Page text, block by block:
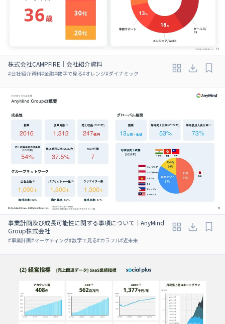
株式会社CAMPFIRE｜会社紹介資料
#会社紹介資料#金融#数字で見る#オレンジ#ダイナミック
事業計画及び成長可能性に関する事項について｜AnyMind
Group株式会社
#事業計画#マーケティング#数字で見る#カラフル#近未来